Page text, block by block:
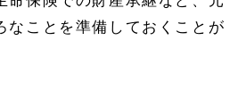
なことを準備しておくことが